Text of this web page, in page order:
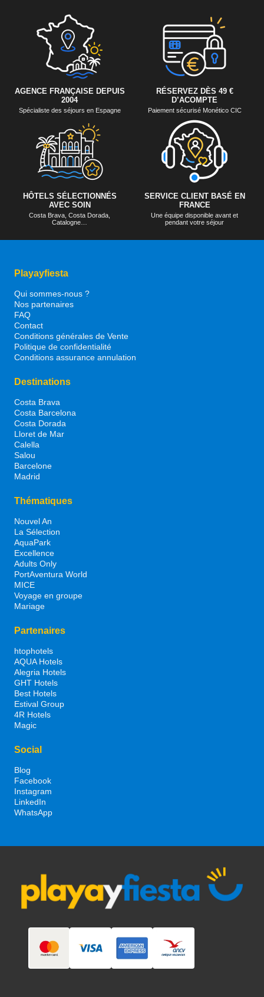
AGENCE FRANÇAISE DEPUIS
2004
Spécialiste des séjours en Espagne
RÉSERVEZ DÈS 49 €
D’ACOMPTE
Paiement sécurisé Monético CIC
HÔTELS SÉLECTIONNÉS
AVEC SOIN
Costa Brava, Costa Dorada,
Catalogne…
SERVICE CLIENT BASÉ EN
FRANCE
Une équipe disponible avant et
pendant votre séjour
Playayfiesta
Qui sommes-nous ?
Nos partenaires
FAQ
Contact
Conditions générales de Vente
Politique de confidentialité
Conditions assurance annulation
Destinations
Costa Brava
Costa Barcelona
Costa Dorada
Lloret de Mar
Calella
Salou
Barcelone
Madrid
Thématiques
Nouvel An
La Sélection
AquaPark
Excellence
Adults Only
PortAventura World
MICE
Voyage en groupe
Mariage
Partenaires
htophotels
AQUA Hotels
Alegria Hotels
GHT Hotels
Best Hotels
Estival Group
4R Hotels
Magic
Social
Blog
Facebook
Instagram
LinkedIn
WhatsApp